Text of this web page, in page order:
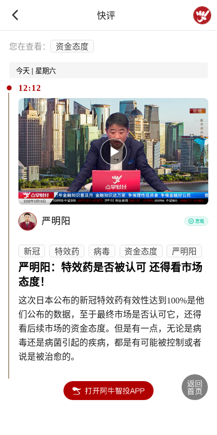
快评
下拉刷新
您在查看： 资金态度
今天 | 星期六
12:12
严明阳
新冠 特效药 病毒 资金态度
严明阳
严明阳：特效药是否被认可 还得看市场
态度！
这次日本公布的新冠特效药有效性达到100%是他
们公布的数据，至于最终市场是否认可它，还得
看后续市场的资金态度。但是有一点，无论是病
毒还是病菌引起的疾病，都是有可能被控制或者
说是被治愈的。